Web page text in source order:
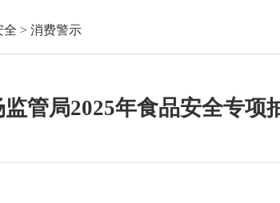
全 > 消费警示
管局2025年食品安全专项